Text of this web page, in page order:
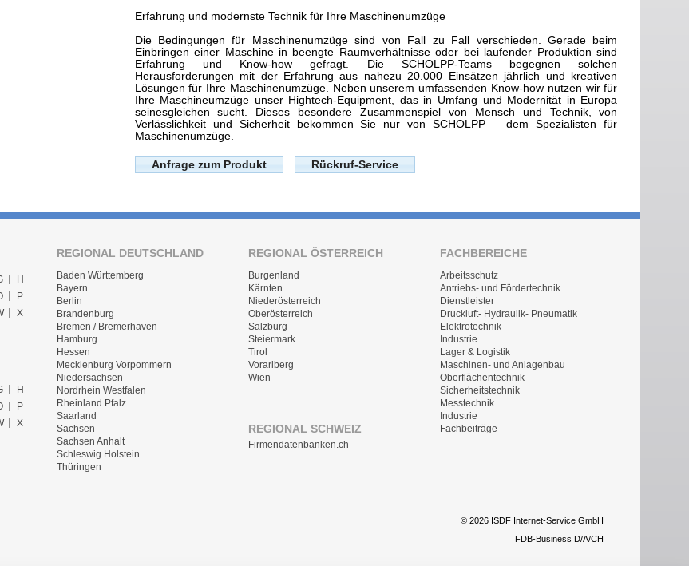
Erfahrung und modernste Technik für Ihre Maschinenumzüge
Die Bedingungen für Maschinenumzüge sind von Fall zu Fall verschieden. Gerade beim
Einbringen einer Maschine in beengte Raumverhältnisse oder bei laufender Produktion sind
Erfahrung und Know-how gefragt. Die SCHOLPP-Teams begegnen solchen
Herausforderungen mit der Erfahrung aus nahezu 20.000 Einsätzen jährlich und kreativen
Lösungen für Ihre Maschinenumzüge. Neben unserem umfassenden Know-how nutzen wir für
Ihre Maschineumzüge unser Hightech-Equipment, das in Umfang und Modernität in Europa
seinesgleichen sucht. Dieses besondere Zusammenspiel von Mensch und Technik, von
Verlässlichkeit und Sicherheit bekommen Sie nur von SCHOLPP – dem Spezialisten für
Maschinenumzüge.
Anfrage zum Produkt Rückruf-Service
H
P
X
H
P
X
REGIONAL DEUTSCHLAND
Baden Württemberg
Bayern
Berlin
Brandenburg
Bremen / Bremerhaven
Hamburg
Hessen
Mecklenburg Vorpommern
Niedersachsen
Nordrhein Westfalen
Rheinland Pfalz
Saarland
Sachsen
Sachsen Anhalt
Schleswig Holstein
Thüringen
REGIONAL ÖSTERREICH
Burgenland
Kärnten
Niederösterreich
Oberösterreich
Salzburg
Steiermark
Tirol
Vorarlberg
Wien
REGIONAL SCHWEIZ
Firmendatenbanken.ch
FACHBEREICHE
Arbeitsschutz
Antriebs- und Fördertechnik
Dienstleister
Druckluft- Hydraulik- Pneumatik
Elektrotechnik
Industrie
Lager & Logistik
Maschinen- und Anlagenbau
Oberflächentechnik
Sicherheitstechnik
Messtechnik
Industrie
Fachbeiträge
© 2026 ISDF Internet-Service GmbH
FDB-Business D/A/CH